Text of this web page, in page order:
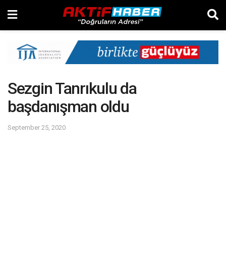
Sezgin Tanrıkulu da
başdanışman oldu
September 25, 2020